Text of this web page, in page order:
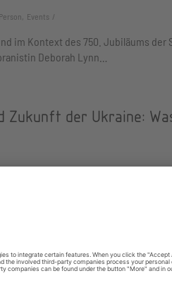
Events
im Kontext des 750. Jubiläums der
Deborah Lynn…
Zukunft der Ukraine:
Lage in der Ukraine und die
Shifting: Deutschlands